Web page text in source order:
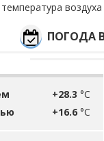
воздуха
ПОГОДА
+28.3 °C
+16.6 °C